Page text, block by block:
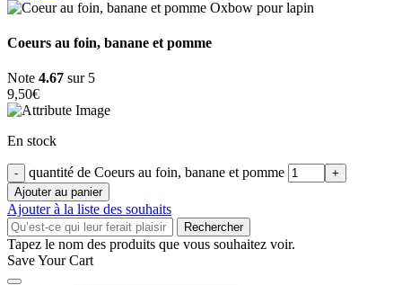
Coeurs au foin, banane et pomme
Note 4.67 sur 5
9,50€
En stock
quantité de Coeurs au foin, banane et pomme
Ajouter au panier
Ajouter à la liste des souhaits
Rechercher
Tapez le nom des produits que vous souhaitez voir.
Save Your Cart